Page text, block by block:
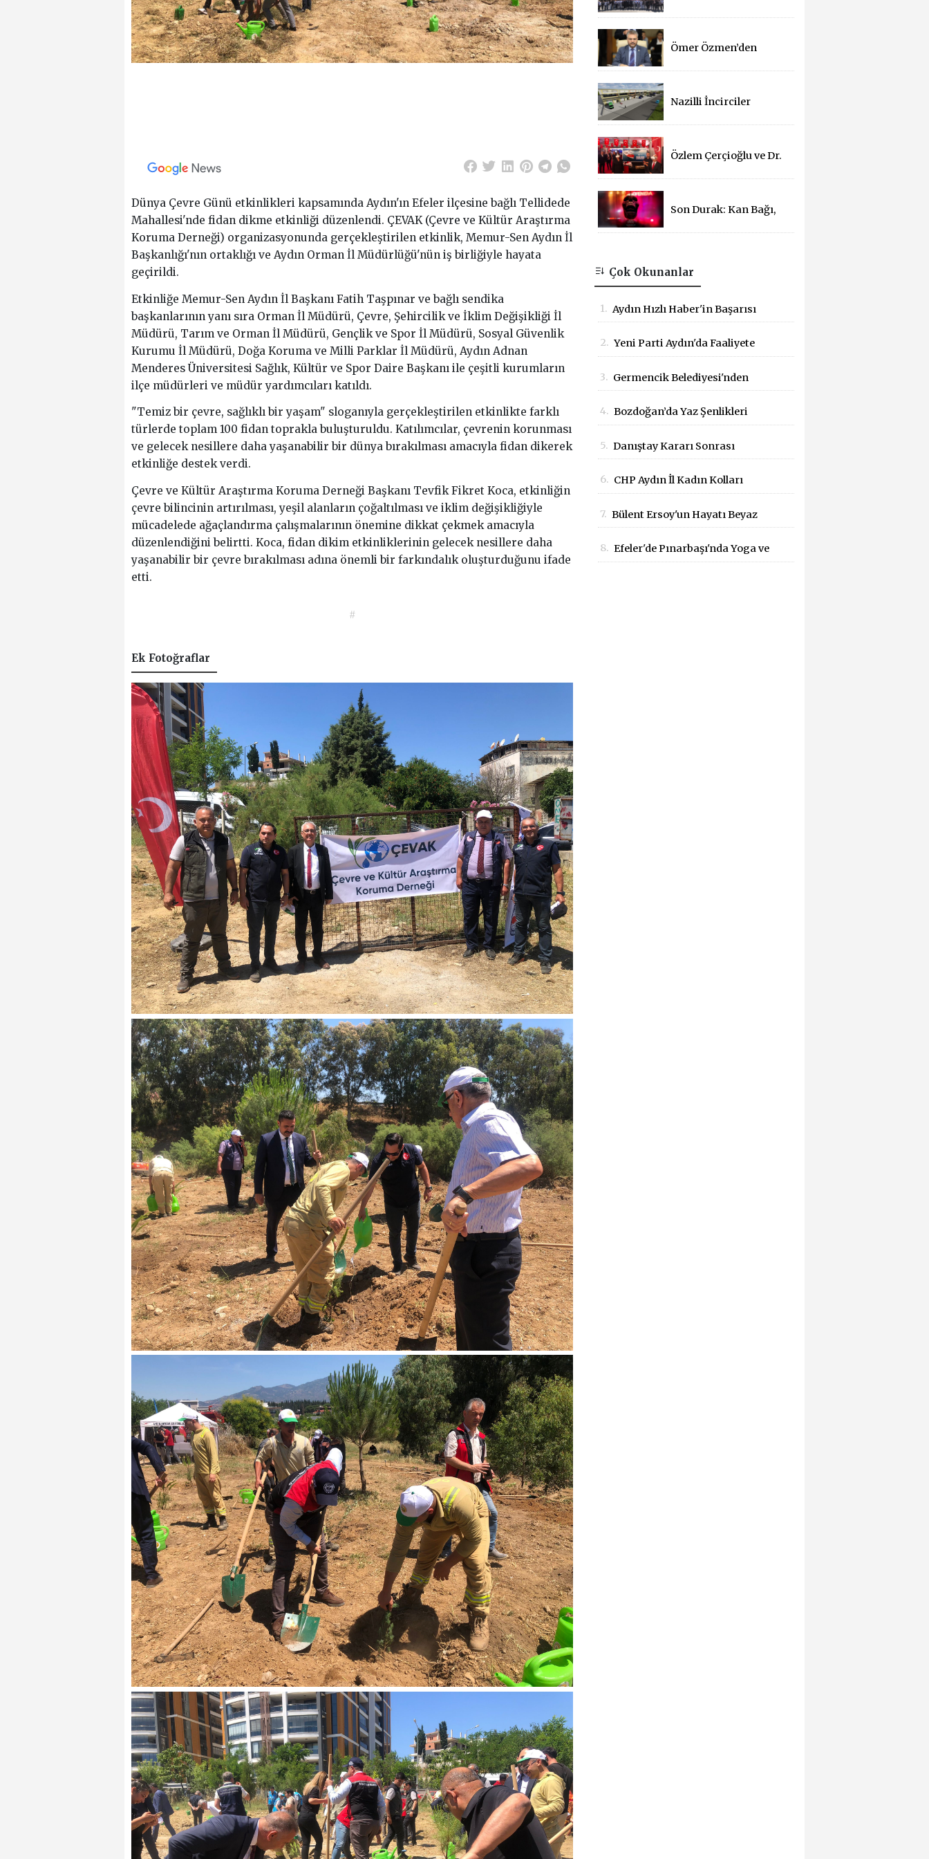
Dünya Çevre Günü etkinlikleri kapsamında Aydın'ın Efeler ilçesine bağlı Tellidede
Mahallesi'nde fidan dikme etkinliği düzenlendi. ÇEVAK (Çevre ve Kültür Araştırma
Koruma Derneği) organizasyonunda gerçekleştirilen etkinlik, Memur-Sen Aydın İl
Başkanlığı'nın ortaklığı ve Aydın Orman İl Müdürlüğü'nün iş birliğiyle hayata
geçirildi.
Etkinliğe Memur-Sen Aydın İl Başkanı Fatih Taşpınar ve bağlı sendika
başkanlarının yanı sıra Orman İl Müdürü, Çevre, Şehircilik ve İklim Değişikliği İl
Müdürü, Tarım ve Orman İl Müdürü, Gençlik ve Spor İl Müdürü, Sosyal Güvenlik
Kurumu İl Müdürü, Doğa Koruma ve Milli Parklar İl Müdürü, Aydın Adnan
Menderes Üniversitesi Sağlık, Kültür ve Spor Daire Başkanı ile çeşitli kurumların
ilçe müdürleri ve müdür yardımcıları katıldı.
"Temiz bir çevre, sağlıklı bir yaşam" sloganıyla gerçekleştirilen etkinlikte farklı
türlerde toplam 100 fidan toprakla buluşturuldu. Katılımcılar, çevrenin korunması
ve gelecek nesillere daha yaşanabilir bir dünya bırakılması amacıyla fidan dikerek
etkinliğe destek verdi.
Çevre ve Kültür Araştırma Koruma Derneği Başkanı Tevfik Fikret Koca, etkinliğin
çevre bilincinin artırılması, yeşil alanların çoğaltılması ve iklim değişikliğiyle
mücadelede ağaçlandırma çalışmalarının önemine dikkat çekmek amacıyla
düzenlendiğini belirtti. Koca, fidan dikim etkinliklerinin gelecek nesillere daha
yaşanabilir bir çevre bırakılması adına önemli bir farkındalık oluşturduğunu ifade
etti.
#
Ek Fotoğraflar
Kutlandı
Ömer Özmen’den
Nazilli İncirciler
İhale Süreci Başladı
Özlem Çerçioğlu ve Dr.
Temmuz Çadırına
Son Durak: Kan Bağı,
Sinemalarda!
Çok Okunanlar
1. Aydın Hızlı Haber'in Başarısı
2. Yeni Parti Aydın'da Faaliyete
3. Germencik Belediyesi'nden
Düzenlemesi
4. Bozdoğan’da Yaz Şenlikleri
Eğlenceyle Buluşacak
5. Danıştay Kararı Sonrası
Kararlarına Uyun" Çağrısı
6. CHP Aydın İl Kadın Kolları
7. Bülent Ersoy'un Hayatı Beyaz
8. Efeler'de Pınarbaşı'nda Yoga ve